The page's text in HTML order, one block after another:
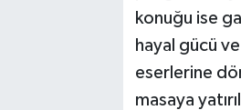
konuğu ise
hayal gücü
eserlerine
masaya